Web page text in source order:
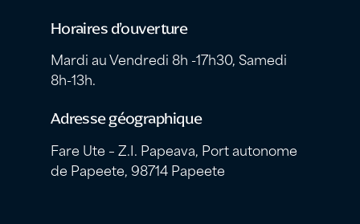
Horaires d’ouverture
Mardi au Vendredi 8h -17h30, Samedi
8h-13h.
Adresse géographique
Fare Ute – Z.I. Papeava, Port autonome
de Papeete, 98714 Papeete